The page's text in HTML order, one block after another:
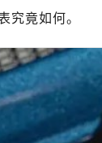
中大道998号
号华润中
号万菱汇国
371-375号世
5001号华润大
究竟如何。